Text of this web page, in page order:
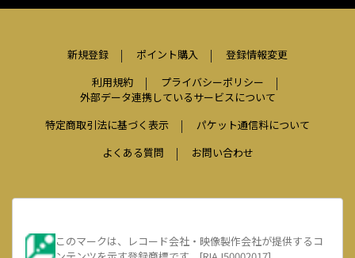
新規登録 ポイント購入
登録情報変更
利用規約
プライバシーポリシー
外部データ連携しているサービスについて
特定商取引法に基づく表示
パケット通信料について
よくある質問
お問い合わせ
このマークは、レコード会社・映像製作会社が提供するコ